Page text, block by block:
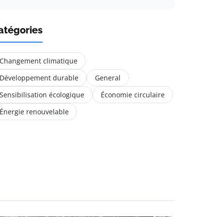
climatique
durable
General
écologique
Économie circulaire
renouvelable